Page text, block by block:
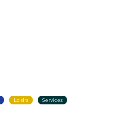
Loisirs Services